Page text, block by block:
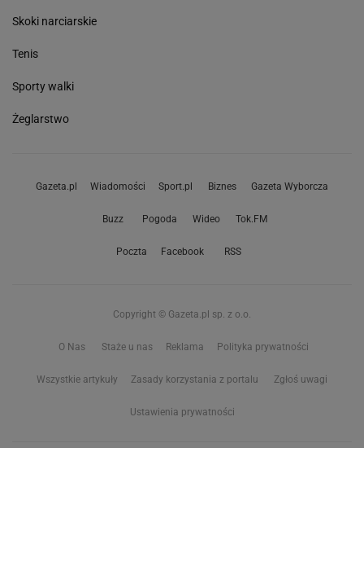
Skoki narciarskie
Tenis
Sporty walki
Żeglarstwo
Gazeta.pl Wiadomości Sport.pl Biznes Gazeta Wyborcza
Buzz Pogoda Wideo Tok.FM
Poczta Facebook RSS
Copyright © Gazeta.pl sp. z o.o.
O Nas Staże u nas Reklama Polityka prywatności
Wszystkie artykuły Zasady korzystania z portalu Zgłoś uwagi
Ustawienia prywatności